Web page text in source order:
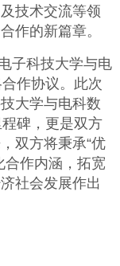
技术交流等领
作的新篇章。
子科技大学与电
作协议。此次
大学与电科数
碑，更是双方
双方将秉承“优
合作内涵，拓宽
社会发展作出